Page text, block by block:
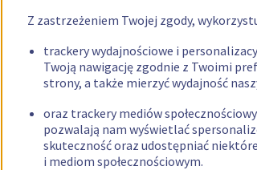
Z zastrzeżeniem Twojej zgody,
trackery wydajnościowe i
Twoją nawigację zgodnie z Twoimi
strony, a także mierzyć wydajność
oraz trackery mediów
pozwalają nam wyświetlać
skuteczność oraz udostępniać
i mediom społecznościowym.